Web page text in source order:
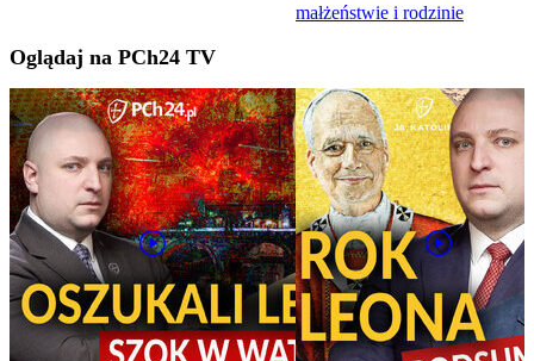
małżeństwie i rodzinie
Oglądaj na PCh24 TV